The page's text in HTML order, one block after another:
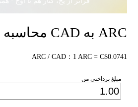
ARC به CAD محاسبه نرخ ارز
ARC / CAD：1 ARC = C$0.0741
مبلغ پرداختی من